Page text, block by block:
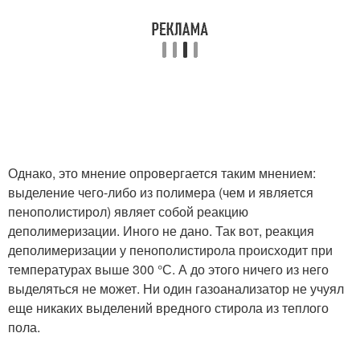
Однако, это мнение опровергается таким мнением:
выделение чего-либо из полимера (чем и является
пенополистирол) являет собой реакцию
деполимеризации. Иного не дано. Так вот, реакция
деполимеризации у пенополистирола происходит при
температурах выше 300 °С. А до этого ничего из него
выделяться не может. Ни один газоанализатор не учуял
еще никаких выделений вредного стирола из теплого
пола.